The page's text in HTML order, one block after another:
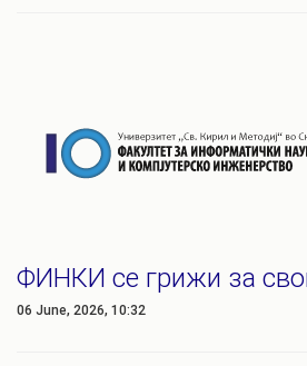
ФИНКИ се грижи за
06 June, 2026, 10:32